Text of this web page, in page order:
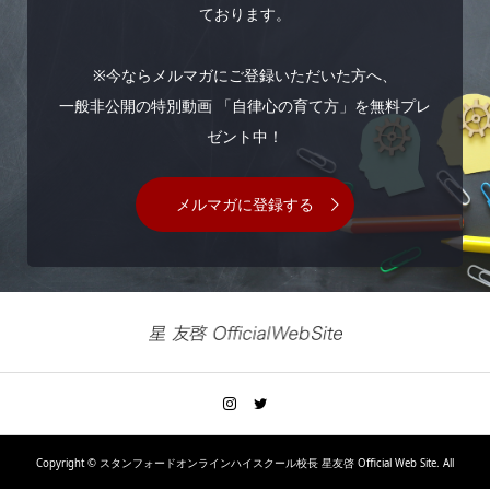
ております。
※今ならメルマガにご登録いただいた方へ、
一般非公開の特別動画 「自律心の育て方」を無料プレ
ゼント中！
メルマガに登録する
Copyright © スタンフォードオンラインハイスクール校長 星友啓 Official Web Site. All